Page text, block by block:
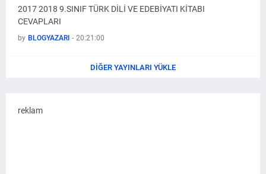
2017 2018 9.SINIF TÜRK DİLİ VE EDEBİYATI KİTABI
CEVAPLARI
by BLOGYAZARI - 20:21:00
DIĞER YAYINLARI YÜKLE
reklam